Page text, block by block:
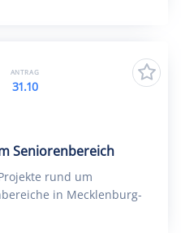
Seniorenbereich
rund um
in Mecklenburg-
ANTRAG
31.10